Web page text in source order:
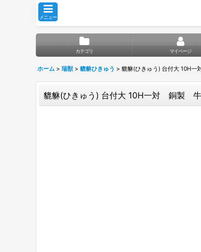
メニュー
カテゴリ マイページ
ホーム > 瑞獣 > 貔貅ひきゅう > 貔貅(ひきゅう) 台付大 10H
貔貅(ひきゅう) 台付大 10H一対 銅製